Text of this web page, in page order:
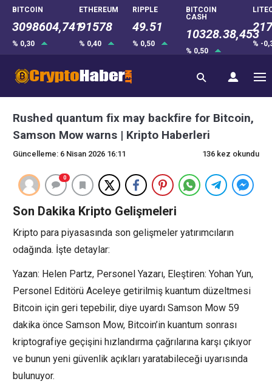
BITCOIN
3098604,741
% 0,30
ETHEREUM
91578
% 0,40
RIPPLE
49.51
% 0,50
BITCOIN
CASH
10328.38,453
% 0,50
% -
Rushed quantum fix may backfire for Bitcoin,
Samson Mow warns | Kripto Haberleri
Güncelleme: 6 Nisan 2026 16:11 136 kez okundu
0
Son Dakika Kripto Gelişmeleri
Kripto para piyasasında son gelişmeler yatırımcıların
odağında. İşte detaylar:
Yazan: Helen Partz, Personel Yazarı, Eleştiren: Yohan Yun,
Personel Editörü Aceleye getirilmiş kuantum düzeltmesi
Bitcoin için geri tepebilir, diye uyardı Samson Mow 59
dakika önce Samson Mow, Bitcoin’in kuantum sonrası
kriptografiye geçişini hızlandırma çağrılarına karşı çıkıyor
ve bunun yeni güvenlik açıkları yaratabileceği uyarısında
bulunuyor.